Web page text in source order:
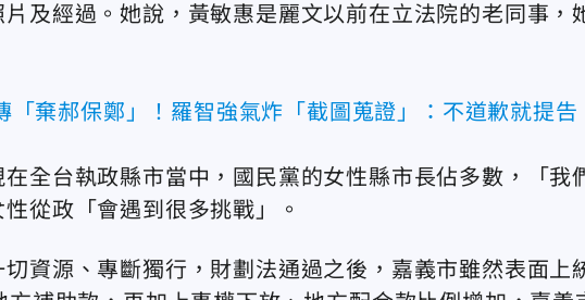
及經過。她說，黃敏惠是麗文以前在立法院的老同事，
「棄郝保鄭」！羅智強氣炸「截圖蒐證」：不道歉就提告
全台執政縣市當中，國民黨的女性縣市長佔多數，「我
從政「會遇到很多挑戰」。
資源、專斷獨行，財劃法通過之後，嘉義市雖然表面上